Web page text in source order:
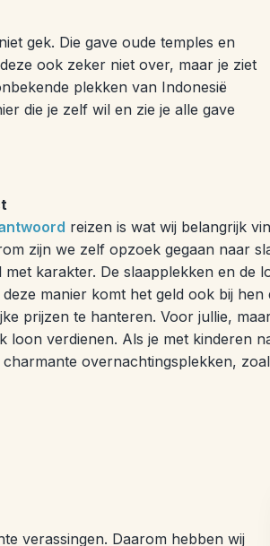
gek. Die gave oude temples en
ook zeker niet over, maar je ziet
plekken van Indonesië
die je zelf wil en zie je alle gave
reizen is wat wij belangrijk
zijn we zelf opzoek gegaan naar
met karakter. De slaapplekken en de
deze manier komt het geld ook bij
prijzen te hanteren. Voor jullie,
loon verdienen. Als je met kinderen
charmante overnachtingsplekken,
verassingen. Daarom hebben wij